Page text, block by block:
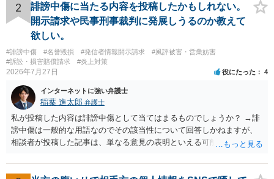
2
誹謗中傷に当たる内容を投稿したかもしれない。
開示請求や民事刑事裁判に発展しうるのか教えて
欲しい。
#誹謗中傷 #名誉毀損 #発信者情報開示請求
#風評被害・営業妨害
#訴訟・損害賠償請求
#炎上対策
2026年7月27日 役にたった 4
インターネットに強い弁護士
稲葉 進太郎 弁護士
私が投稿した内容は誹謗中傷として当てはまるものでしょうか？ →誹
謗中傷は一般的な用語なのでその該当性について回答しかねますが、
相談者が投稿した記事は、単なる意見の表明といえる可能性が高く、
て、開示請求が認められたり、民事裁判や刑事裁判に発展しうるもの